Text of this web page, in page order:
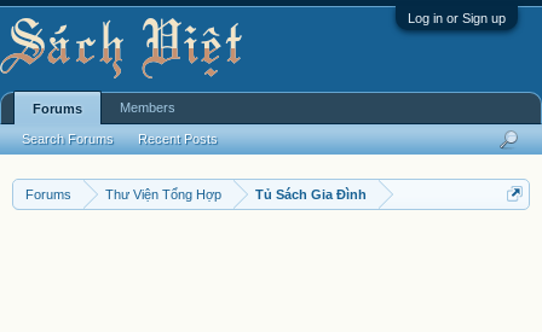
Log in or Sign up
Forums Thư Viện Tổng Hợp Tủ Sách Gia Đình
Forums
Search Forums Recent Posts
Members